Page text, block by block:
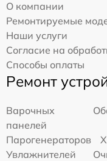
О компании
Ремонтируемые
Наши услуги
Согласие на
Способы оплаты
Ремонт
Варочных
панелей
Парогенераторов
Увлажнителей